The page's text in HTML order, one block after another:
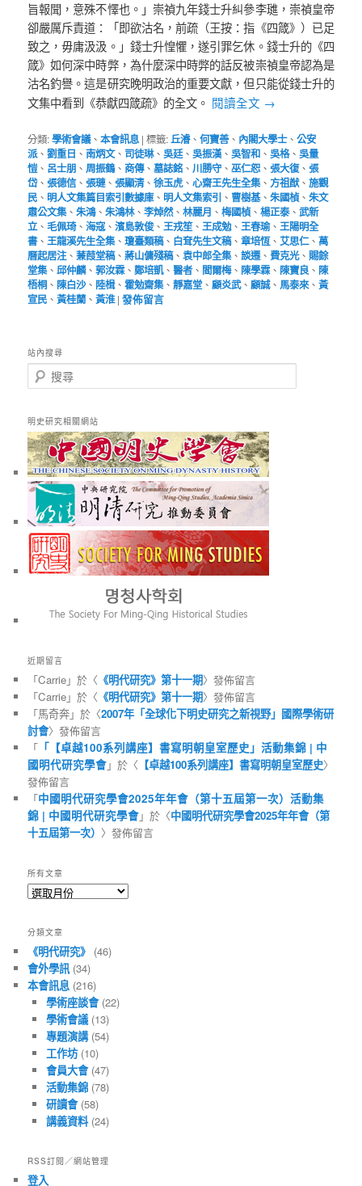
旨報聞，意殊不懌也。」崇禎九年錢士升糾參李璡，崇禎皇帝
卻嚴厲斥責道：「即欲沽名，前疏（王按：指《四箴》）已足
致之，毋庸汲汲。」錢士升惶懼，遂引罪乞休。錢士升的《四
箴》如何深中時弊，為什麼深中時弊的話反被崇禎皇帝認為是
沽名釣譽。這是研究晚明政治的重要文獻，但只能從錢士升的
文集中看到《恭獻四箴疏》的全文。 閱讀全文 →
分類:學術會議、本會訊息 |標籤:丘濬、何寶善、 內閣大學士、公安
派、劉重日 、南炳文、 司徒琳、吳廷、吳振漢、吳智和 、吳格、吳量
愷、 呂士朋 、 周振鶴、商傳、墓誌銘 、 川勝守、巫仁恕 、張大復、張
岱、張德信、張璉、張顯清、徐玉虎、心齋王先生全集、方祖猷、施觀
民 、 明人文集篇目索引數據庫、 明人文集索引 、曹樹基、朱國楨、朱文
肅公文集、朱鴻、朱鴻林、李焯然、林麗月 、梅國楨、楊正泰、武新
立、毛佩琦、海寇、濱島敦俊、王戎笙、王成勉、王春瑜、王陽明全
書、王龍溪先生全集、瓊臺類稿、 白耷先生文稿、章培恆、艾思仁、萬
曆起居注、蒹葭堂稿、蔣山傭殘稿、袁中郎全集、談遷、費克光、 賜餘
堂集、邱仲麟、郭汝霖、鄭培凱、醫者、 閻爾梅、 陳學霖、 陳寶良 、 陳
梧桐 、 陳白沙、 陸楫、霍勉齋集、靜嘉堂 、顧炎武、顧誠、 馬泰來、黃
宣民 、黃桂蘭、黃淮 |發佈留言
站內搜尋
搜
尋
明史研究相關網站
近期留言
「Carrie」於〈 《明代研究》第十一期〉發佈留言
「Carrie」於〈 《明代研究》第十一期〉發佈留言
「馬奇奔」於〈2007年「全球化下明史研究之新視野」國際學術研
討會〉發佈留言
「 「【卓越100系列講座】書寫明朝皇室歷史」活動集錦 | 中
國明代研究學會」於〈 【卓越100系列講座】書寫明朝皇室歷史〉
發佈留言
「中國明代研究學會2025年年會（第十五屆第一次）活動集
錦 | 中國明代研究學會」於〈中國明代研究學會2025年年會（第
十五屆第一次） 〉發佈留言
所有文章
所
章
分類文章
《明代研究》 (46)
會外學訊(34)
本會訊息 (216)
學術座談會(22)
學術會議(13)
專題演講(54)
工作坊(10)
會員大會(47)
活動集錦(78)
研讀會(58)
講義資料(24)
RSS訂閱／網站管理
登入